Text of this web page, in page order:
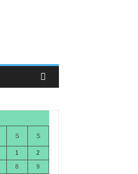
S S
1
2
8
9